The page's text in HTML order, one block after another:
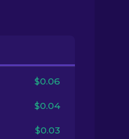
$0.06
$0.04
$0.03